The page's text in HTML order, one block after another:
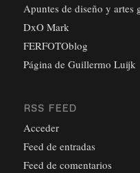
Apuntes de diseño y artes
DxO Mark
FERFOTOblog
Página de Guillermo Luijk
RSS FEED
Acceder
Feed de entradas
Feed de comentarios